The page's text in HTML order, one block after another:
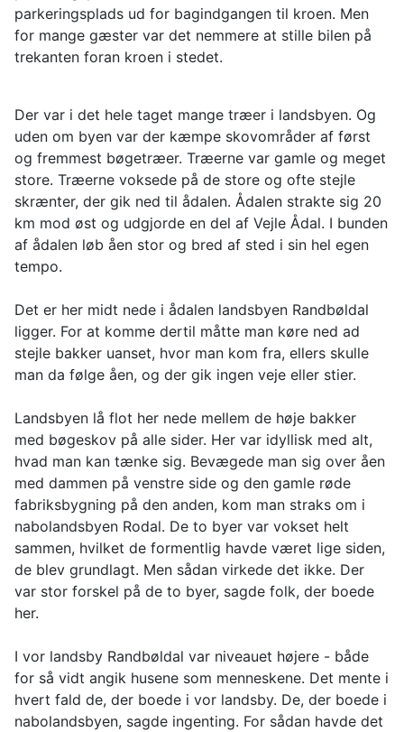
parkeringsplads ud for bagindgangen til kroen. Men
for mange gæster var det nemmere at stille bilen på
trekanten foran kroen i stedet.
Der var i det hele taget mange træer i landsbyen. Og
uden om byen var der kæmpe skovområder af først
og fremmest bøgetræer. Træerne var gamle og meget
store. Træerne voksede på de store og ofte stejle
skrænter, der gik ned til ådalen. Ådalen strakte sig 20
km mod øst og udgjorde en del af Vejle Ådal. I bunden
af ådalen løb åen stor og bred af sted i sin hel egen
tempo.
Det er her midt nede i ådalen landsbyen Randbøldal
ligger. For at komme dertil måtte man køre ned ad
stejle bakker uanset, hvor man kom fra, ellers skulle
man da følge åen, og der gik ingen veje eller stier.
Landsbyen lå flot her nede mellem de høje bakker
med bøgeskov på alle sider. Her var idyllisk med alt,
hvad man kan tænke sig. Bevægede man sig over åen
med dammen på venstre side og den gamle røde
fabriksbygning på den anden, kom man straks om i
nabolandsbyen Rodal. De to byer var vokset helt
sammen, hvilket de formentlig havde været lige siden,
de blev grundlagt. Men sådan virkede det ikke. Der
var stor forskel på de to byer, sagde folk, der boede
her.
I vor landsby Randbøldal var niveauet højere - både
for så vidt angik husene som menneskene. Det mente i
hvert fald de, der boede i vor landsby. De, der boede i
nabolandsbyen, sagde ingenting. For sådan havde det